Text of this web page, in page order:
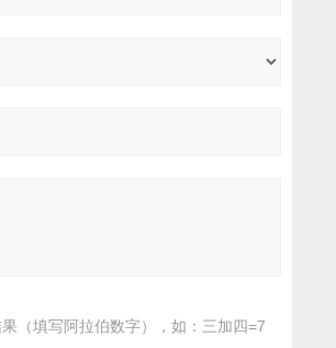
（填写阿拉伯数字），如：三加四=7